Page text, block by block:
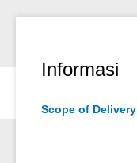
Informasi
Scope of Delivery